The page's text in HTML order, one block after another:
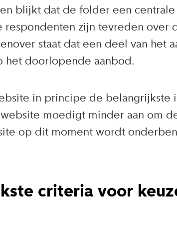
blijkt dat de folder een
respondenten zijn tevreden
staat dat een deel van
het doorlopende aanbod.
in principe de belangrijkste
moedigt minder aan om
op dit moment wordt
criteria voor